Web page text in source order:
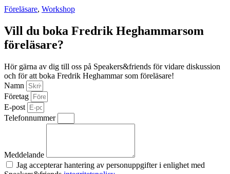
Föreläsare, Workshop
Vill du boka Fredrik Heghammarsom
föreläsare?
Hör gärna av dig till oss på Speakers&friends för vidare diskussion
och för att boka Fredrik Heghammar som föreläsare!
Namn
Företag
E-post
Telefonnummer
Meddelande
Jag accepterar hantering av personuppgifter i enlighet med